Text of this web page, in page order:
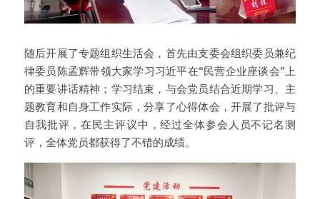
随后开展了专题组织生活会，首先由支委会组织委员兼纪
律委员陈孟辉带领大家学习习近平在“民营企业座谈会”上
的重要讲话精神；学习结束，与会党员结合近期学习、主
题教育和自身工作实际，分享了心得体会，开展了批评与
自我批评，在民主评议中，经过全体参会人员不记名测
评，全体党员都获得了不错的成绩。